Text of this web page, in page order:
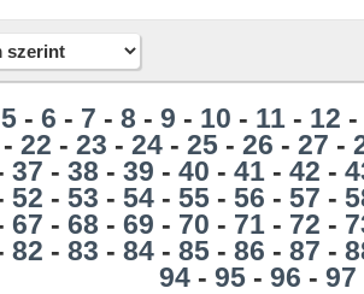
5 - 6 - 7 - 8 - 9 - 10 - 11 - 12 -
- 22 - 23 - 24 - 25 - 26 - 27 -
37 - 38 - 39 - 40 - 41 - 42 -
52 - 53 - 54 - 55 - 56 - 57 -
67 - 68 - 69 - 70 - 71 - 72 -
82 - 83 - 84 - 85 - 86 - 87 -
94 - 95 - 96 - 97